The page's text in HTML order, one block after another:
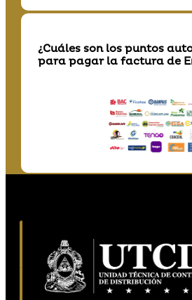
¿Cuáles son los puntos
para pagar la factura de